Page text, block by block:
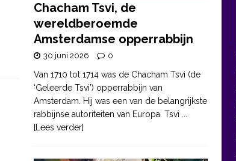
Chacham Tsvi, de
wereldberoemde
Amsterdamse opperrabbijn
30 juni 2026 0
Van 1710 tot 1714 was de Chacham Tsvi (de
‘Geleerde Tsvi’) opperrabbijn van
Amsterdam. Hij was een van de belangrijkste
rabbijnse autoriteiten van Europa. Tsvi
[Lees verder]